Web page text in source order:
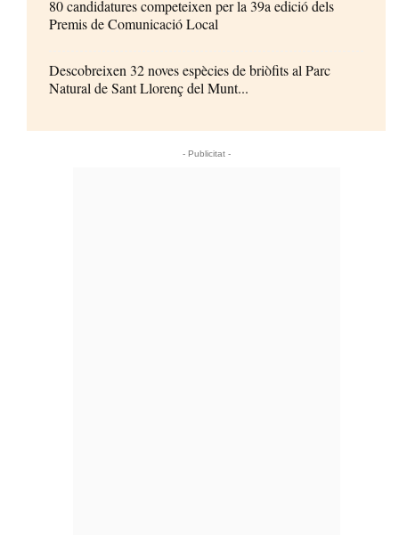
80 candidatures competeixen per la 39a edició dels
Premis de Comunicació Local
Descobreixen 32 noves espècies de briòfits al Parc
Natural de Sant Llorenç del Munt...
- Publicitat -